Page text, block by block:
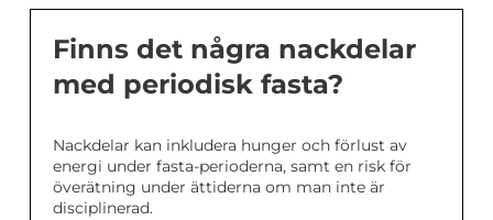
Finns det några nackdelar
med periodisk fasta?
Nackdelar kan inkludera hunger och förlust av
energi under fasta-perioderna, samt en risk för
överätning under ättiderna om man inte är
disciplinerad.